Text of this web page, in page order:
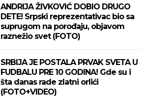
ANDRIJA ŽIVKOVIĆ DOBIO DRUGO
DETE! Srpski reprezentativac bio sa
suprugom na porođaju, objavom
raznežio svet (FOTO)
SRBIJA JE POSTALA PRVAK SVETA U
FUDBALU PRE 10 GODINA! Gde su i
šta danas rade zlatni orlići
(FOTO+VIDEO)